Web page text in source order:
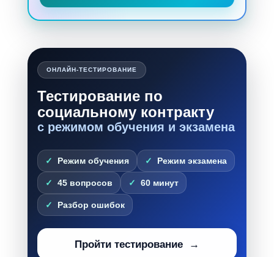
ОНЛАЙН-ТЕСТИРОВАНИЕ
Тестирование по
социальному контракту
с режимом обучения и экзамена
Режим обучения Режим экзамена
45 вопросов 60 минут
Разбор ошибок
Пройти тестирование